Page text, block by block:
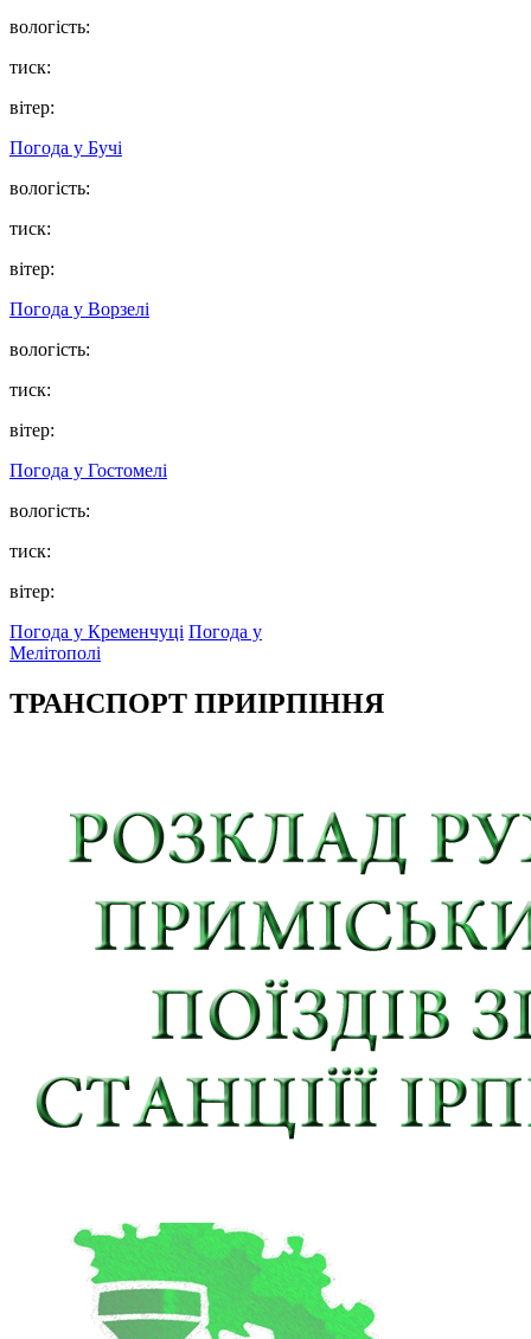
вологість:
тиск:
вітер:
Погода у Бучі
вологість:
тиск:
вітер:
Погода у Ворзелі
вологість:
тиск:
вітер:
Погода у Гостомелі
вологість:
тиск:
вітер:
Погода у Кременчуці Погода у
Мелітополі
ТРАНСПОРТ ПРИІРПІННЯ